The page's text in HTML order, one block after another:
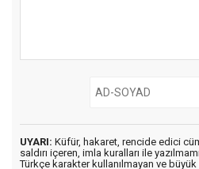
UYARI: Küfür, hakaret, rencide edici
saldırı içeren, imla kuralları ile
Türkçe karakter kullanılmayan ve